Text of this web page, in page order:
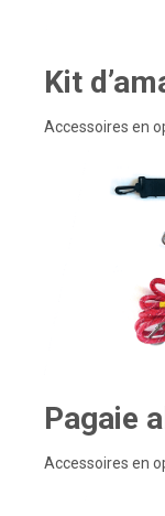
Kit
Accessoires en
Pagaie
Accessoires en